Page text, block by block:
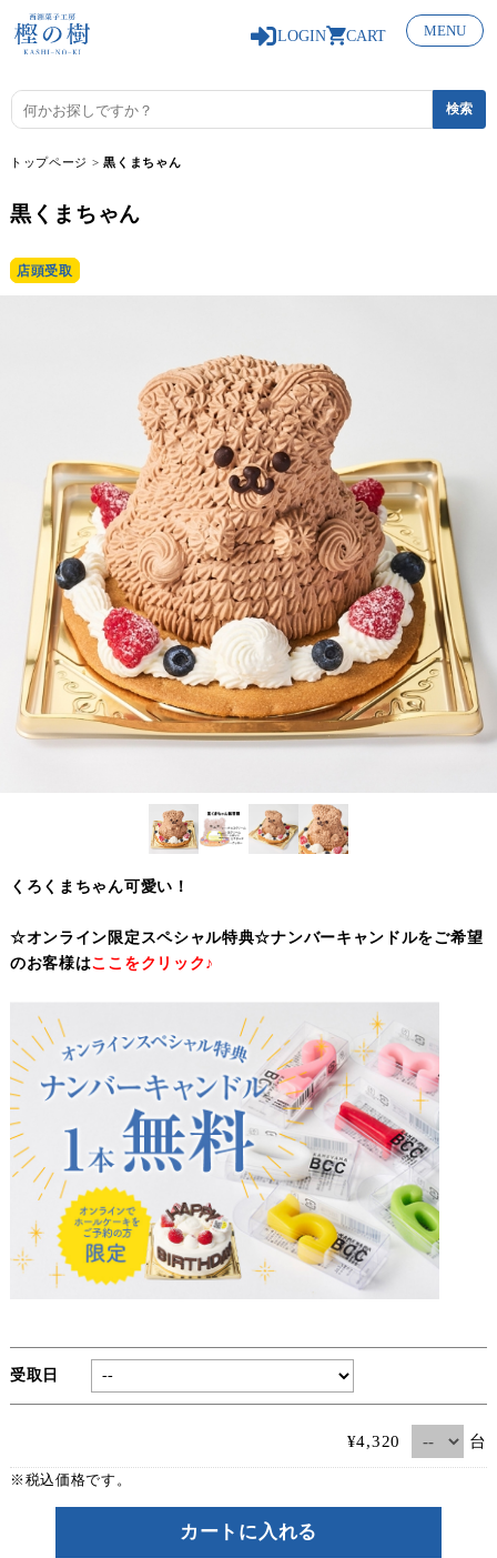
LOGIN CART MENU
トップページ >黒くまちゃん
黒くまちゃん
店頭受取
くろくまちゃん可愛い！
☆オンライン限定スペシャル特典☆ナンバーキャンドルをご希望
のお客様はここをクリック♪
受取日
¥4,320 台
※税込価格です。
カートに入れる